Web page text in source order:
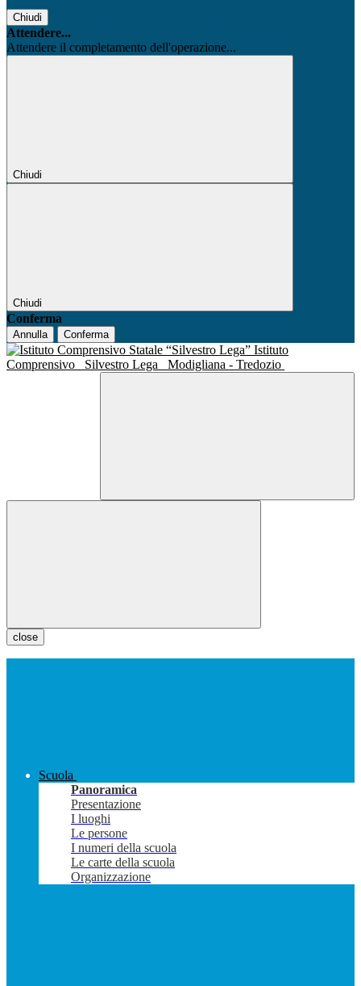
Chiudi
Attendere...
Attendere il completamento dell'operazione...
Chiudi
Chiudi
Conferma
Annulla Conferma
Istituto
Comprensivo
Silvestro Lega Modigliana - Tredozio
close
Scuola
Panoramica
Presentazione
I luoghi
Le persone
I numeri della scuola
Le carte della scuola
Organizzazione